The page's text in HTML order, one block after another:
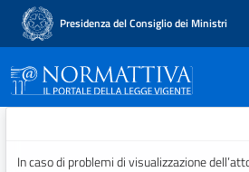
Presidenza del Consiglio dei Ministri
Normattiva - Il
In caso di problemi di visualizzazione